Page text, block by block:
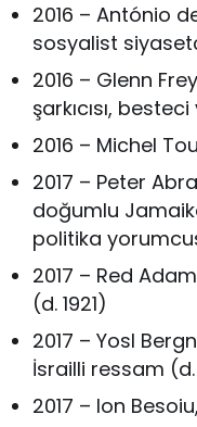
2016 – António
sosyalist
2016 – Glenn
şarkıcısı,
2016 – Michel
2017 – Peter
doğumlu
politika
2017 – Red
(d. 1921)
2017 – Yosl
İsrailli ressam (d.
2017 – Ion